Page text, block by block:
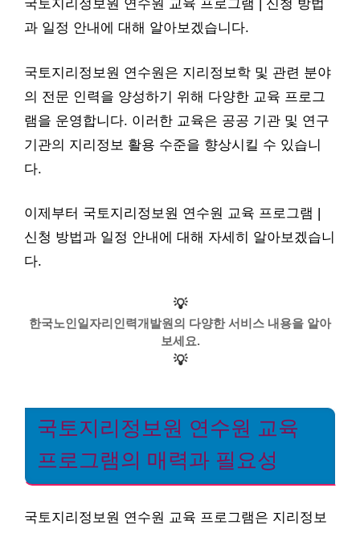
국토지리정보원 연수원 교육 프로그램 | 신청 방법
과 일정 안내에 대해 알아보겠습니다.
국토지리정보원 연수원은 지리정보학 및 관련 분야
의 전문 인력을 양성하기 위해 다양한 교육 프로그
램을 운영합니다. 이러한 교육은 공공 기관 및 연구
기관의 지리정보 활용 수준을 향상시킬 수 있습니
다.
이제부터 국토지리정보원 연수원 교육 프로그램 |
신청 방법과 일정 안내에 대해 자세히 알아보겠습니
다.
💡
한국노인일자리인력개발원의 다양한 서비스 내용을 알아
보세요.
💡
국토지리정보원 연수원 교육
프로그램의 매력과 필요성
국토지리정보원 연수원 교육 프로그램은 지리정보